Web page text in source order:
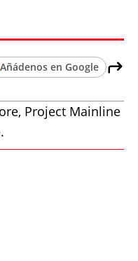
Añádenos en Google
Project Mainline